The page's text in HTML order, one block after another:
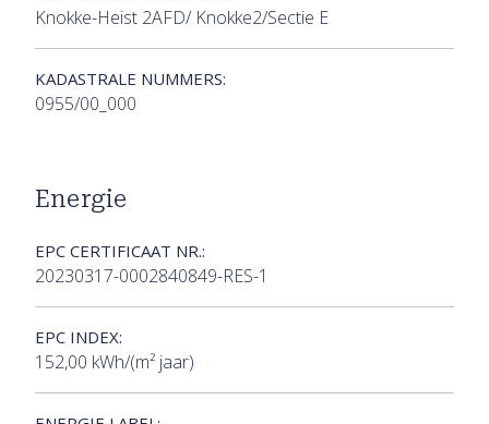
Knokke-Heist 2AFD/ Knokke2/Sectie E
KADASTRALE NUMMERS:
0955/00_000
Energie
EPC CERTIFICAAT NR.:
20230317-0002840849-RES-1
EPC INDEX:
152,00 kWh/(m² jaar)